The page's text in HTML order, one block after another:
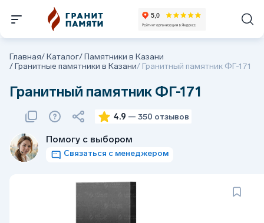
Главная/Каталог/Памятники в Казани
/Гранитные памятники в Казани/ Гранитный памятник ФГ-171
Гранитный памятник ФГ-171
4.9 — 350 отзывов
Помогу с выбором
Связаться с менеджером